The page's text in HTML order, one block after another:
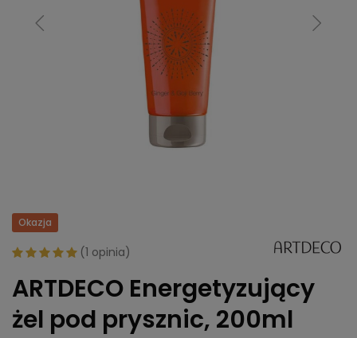
Okazja
(1 opinia)
ARTDECO Energetyzujący
żel pod prysznic, 200ml